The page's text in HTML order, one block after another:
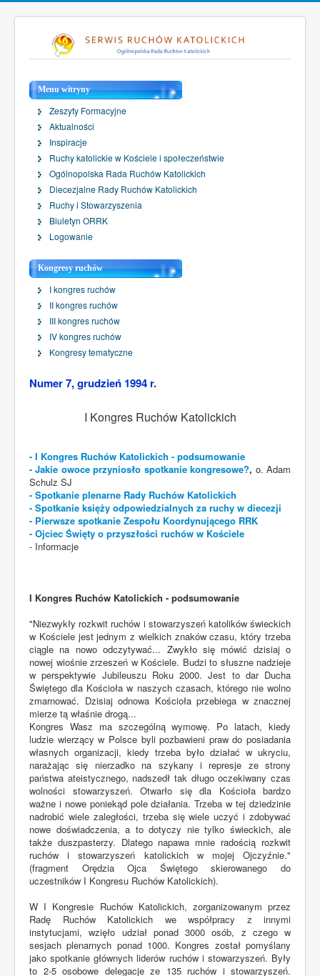
Menu witryny
Zeszyty Formacyjne
Aktualności
Inspiracje
Ruchy katolickie w Kościele i społeczeństwie
Ogólnopolska Rada Ruchów Katolickich
Diecezjalne Rady Ruchów Katolickich
Ruchy i Stowarzyszenia
Biuletyn ORRK
Logowanie
Kongresy ruchów
I kongres ruchów
II kongres ruchów
III kongres ruchów
IV kongres ruchów
Kongresy tematyczne
Numer 7, grudzień 1994 r.
I Kongres Ruchów Katolickich
- I Kongres Ruchów Katolickich - podsumowanie
- Jakie owoce przyniosło spotkanie kongresowe?, o. Adam
Schulz SJ
- Spotkanie plenarne Rady Ruchów Katolickich
- Spotkanie księży odpowiedzialnych za ruchy w diecezji
- Pierwsze spotkanie Zespołu Koordynującego RRK
- Ojciec Święty o przyszłości ruchów w Kościele
- Informacje
I Kongres Ruchów Katolickich - podsumowanie
"Niezwykły rozkwit ruchów i stowarzyszeń katolików świeckich
w Kościele jest jednym z wielkich znaków czasu, który trzeba
ciągle na nowo odczytywać... Zwykło się mówić dzisiaj o
nowej wiośnie zrzeszeń w Kościele. Budzi to słuszne nadzieje
w perspektywie Jubileuszu Roku 2000. Jest to dar Ducha
Świętego dla Kościoła w naszych czasach, którego nie wolno
zmarnować. Dzisiaj odnowa Kościoła przebiega w znacznej
mierze tą właśnie drogą...
Kongres Wasz ma szczególną wymowę. Po latach, kiedy
ludzie wierzący w Polsce byli pozbawieni praw do posiadania
własnych organizacji, kiedy trzeba było działać w ukryciu,
narażając się nierzadko na szykany i represje ze strony
państwa ateistycznego, nadszedł tak długo oczekiwany czas
wolności stowarzyszeń. Otwarło się dla Kościoła bardzo
ważne i nowe poniekąd pole działania. Trzeba w tej dziedzinie
nadrobić wiele zaległości, trzeba się wiele uczyć i zdobywać
nowe doświadczenia, a to dotyczy nie tylko świeckich, ale
także duszpasterzy. Dlatego napawa mnie radością rozkwit
ruchów i stowarzyszeń katolickich w mojej Ojczyźnie."
(fragment Orędzia Ojca Świętego skierowanego do
uczestników I Kongresu Ruchów Katolickich).
W I Kongresie Ruchów Katolickich, zorganizowanym przez
Radę Ruchów Katolickich we współpracy z innymi
instytucjami, wzięło udział ponad 3000 osób, z czego w
sesjach plenarnych ponad 1000. Kongres został pomyślany
jako spotkanie głównych liderów ruchów i stowarzyszeń. Były
to 2-5 osobowe delegacje ze 135 ruchów i stowarzyszeń.